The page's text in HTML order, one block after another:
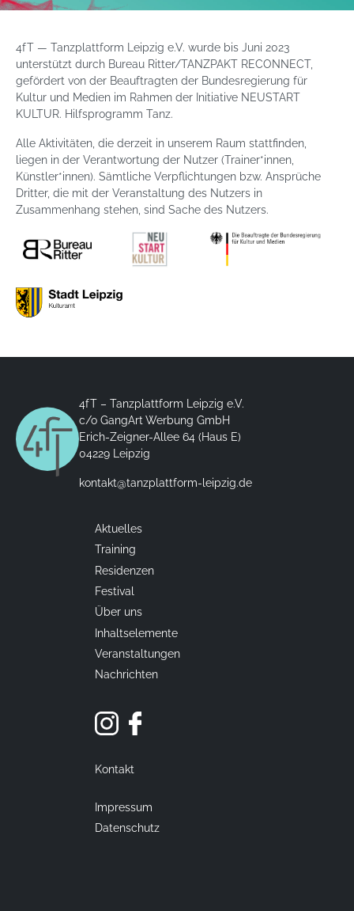
4fT — Tanzplattform Leipzig e.V. wurde bis Juni 2023
unterstützt durch Bureau Ritter/TANZPAKT RECONNECT,
gefördert von der Beauftragten der Bundesregierung für
Kultur und Medien im Rahmen der Initiative NEUSTART
KULTUR. Hilfsprogramm Tanz.
Alle Aktivitäten, die derzeit in unserem Raum stattfinden,
liegen in der Verantwortung der Nutzer (Trainer*innen,
Künstler*innen). Sämtliche Verpflichtungen bzw. Ansprüche
Dritter, die mit der Veranstaltung des Nutzers in
Zusammenhang stehen, sind Sache des Nutzers.
4fT – Tanzplattform Leipzig e.V.
c/o GangArt Werbung GmbH
Erich-Zeigner-Allee 64 (Haus E)
04229 Leipzig
kontakt@tanzplattform-leipzig.de
Kontakt
Impressum
Datenschutz
Aktuelles
Training
Residenzen
Festival
Über uns
Inhaltselemente
Veranstaltungen
Nachrichten